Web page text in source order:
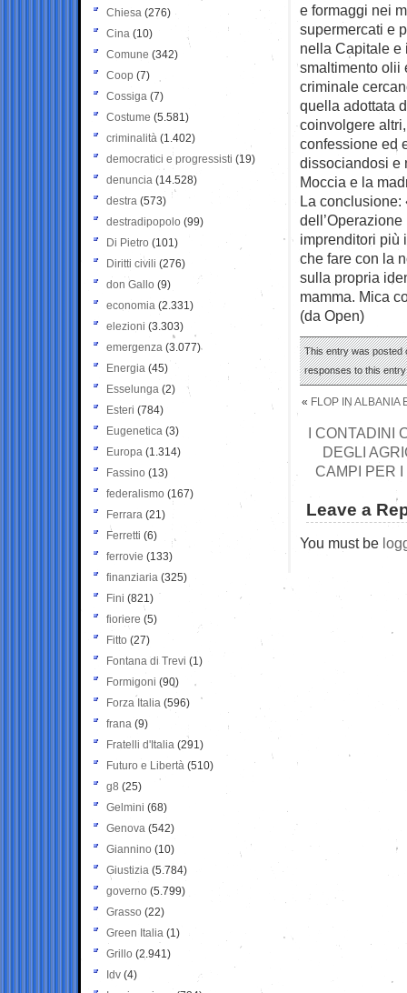
e formaggi nei
supermercati e
nella Capitale e
smaltimento olii
criminale
quella adottata
coinvolgere
confessione ed
dissociandosi e
Moccia e la
La
imprenditori più
che fare con la
sulla propria
mamma. Mica
(da Open)
This entry was posted
responses to this
« FLOP IN ALBANIA
I CONTADINI
DEGLI
CAMPI PER
Leave a
You must be
Chiesa (276)
Cina (10)
Comune (342)
Coop (7)
Cossiga (7)
Costume (5.581)
criminalità (1.402)
democratici e progressisti (19)
denuncia (14.528)
destra (573)
destradipopolo (99)
Di Pietro (101)
Diritti civili (276)
don Gallo (9)
economia (2.331)
elezioni (3.303)
emergenza (3.077)
Energia (45)
Esselunga (2)
Esteri (784)
Eugenetica (3)
Europa (1.314)
Fassino (13)
federalismo (167)
Ferrara (21)
Ferretti (6)
ferrovie (133)
finanziaria (325)
Fini (821)
fioriere (5)
Fitto (27)
Fontana di Trevi (1)
Formigoni (90)
Forza Italia (596)
frana (9)
Fratelli d'Italia (291)
Futuro e Libertà (510)
g8 (25)
Gelmini (68)
Genova (542)
Giannino (10)
Giustizia (5.784)
governo (5.799)
Grasso (22)
Green Italia (1)
Grillo (2.941)
Idv (4)